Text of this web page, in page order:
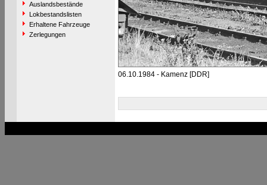
Auslandsbestände
Lokbestandslisten
Erhaltene Fahrzeuge
Zerlegungen
06.10.1984 - Kamenz [DDR]